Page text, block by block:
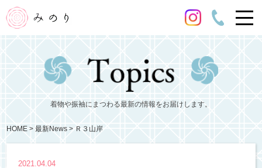
着物や振袖にまつわる最新の情報をお届けします。
HOME 最新News Ｒ３山岸
2021.04.04